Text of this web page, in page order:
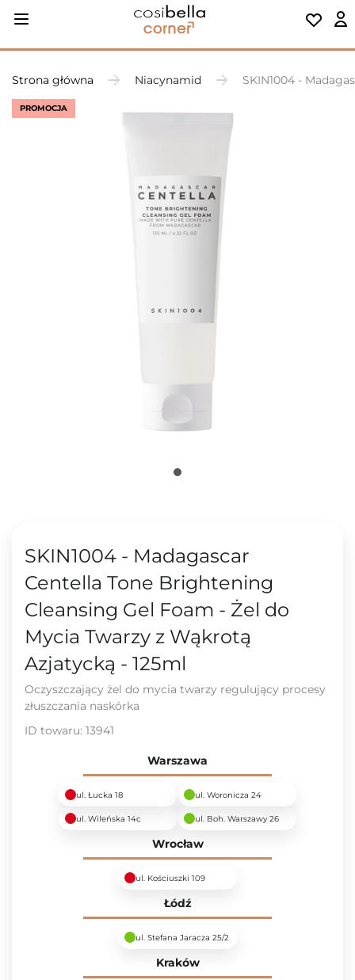
Strona główna Niacynamid SKIN1004 -
PROMOCJA
SKIN1004 - Madagascar
Centella Tone Brightening
Cleansing Gel Foam - Żel do
Mycia Twarzy z Wąkrotą
Azjatycką - 125ml
Oczyszczający żel do mycia twarzy regulujący procesy
złuszczania naskórka
ID towaru: 13941
Warszawa
ul. Łucka 18 ul. Woronicza 24
ul. Wileńska 14c ul. Boh. Warszawy 26
Wrocław
ul. Kościuszki 109
Łódź
ul. Stefana Jaracza 25/2
Kraków